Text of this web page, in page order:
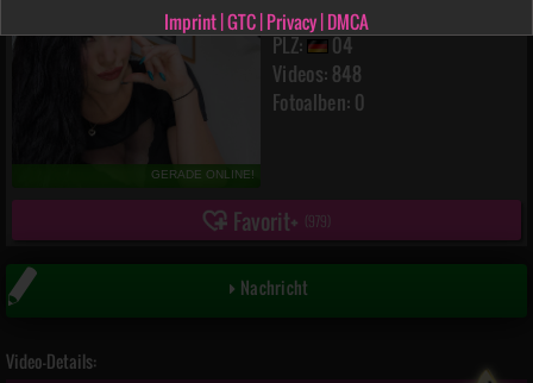
Imprint|GTC|Privacy|DMCA
GERADE ONLINE!
MadameSvea
PLZ:
04
Videos: 848
Fotoalben: 0
Favorit (979)
Nachricht
Video-Details: